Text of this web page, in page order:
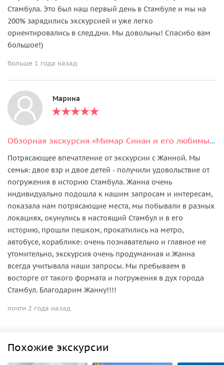
Стамбула. Это был наш первый день в Стамбуле и мы на
200% зарядились экскурсией и уже легко
ориентировались в след.дни. Мы довольны! Спасибо вам
большое!)
больше 1 года назад
Марина
Обзорная экскурсия «Мимар Синан и его любимые творения»
Потрясающее впечатление от экскурсии с Жанной. Мы
семья: двое взр и двое детей - получили удовольствие от
погружения в историю Стамбула. Жанна очень
индивидуально подошла к нашим запросам и интересам,
показала нам потрясающие места, мы побывали в разных
локациях, окунулись в настоящий Стамбул и в его
историю, прошли пешком, прокатились на метро,
автобусе, кораблике: очень познавательно и главное не
утомительно, экскурсия очень продуманная и Жанна
всегда учитывала наши запросы. Мы пребываем в
восторге от такого формата и погружения в дух города
Стамбул. Благодарим Жанну!!!!
почти 2 года назад
Похожие экскурсии